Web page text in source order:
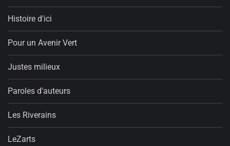
Histoire d'ici
Pour un Avenir Vert
Justes milieux
Paroles d'auteurs
Les Riverains
LeZarts